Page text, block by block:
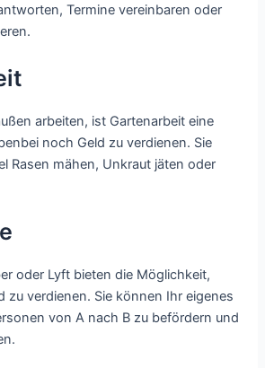
Termine vereinbaren oder
arbeiten, ist Gartenarbeit eine
noch Geld zu verdienen. Sie
Rasen mähen, Unkraut jäten oder
oder Lyft bieten die Möglichkeit,
zu verdienen. Sie können Ihr eigenes
von A nach B zu befördern und